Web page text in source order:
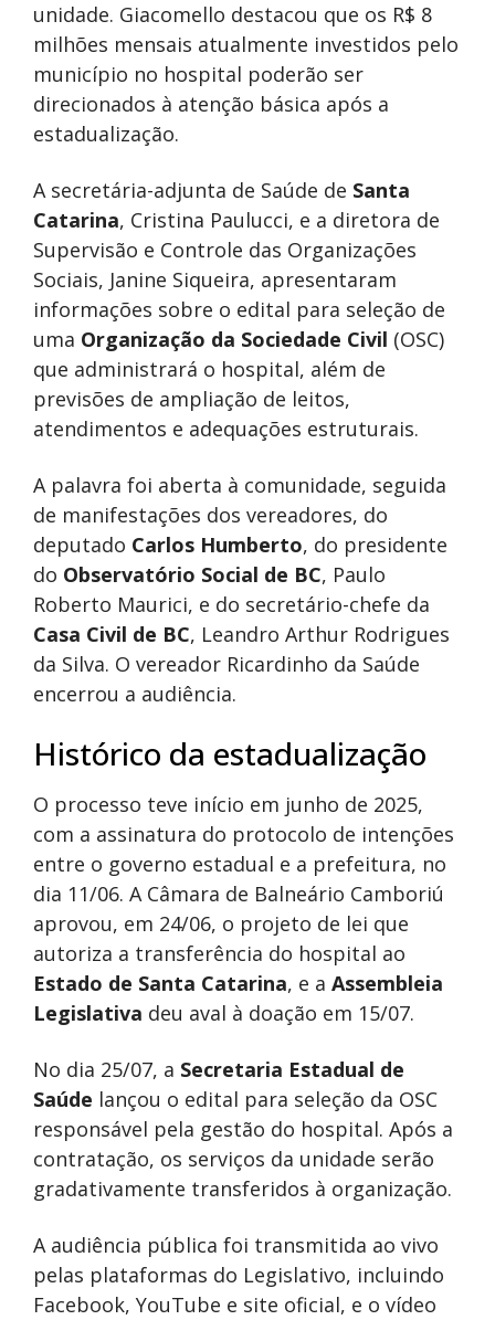
unidade. Giacomello destacou que os R$ 8
milhões mensais atualmente investidos pelo
município no hospital poderão ser
direcionados à atenção básica após a
estadualização.
A secretária-adjunta de Saúde de Santa
Catarina, Cristina Paulucci, e a diretora de
Supervisão e Controle das Organizações
Sociais, Janine Siqueira, apresentaram
informações sobre o edital para seleção de
uma Organização da Sociedade Civil (OSC)
que administrará o hospital, além de
previsões de ampliação de leitos,
atendimentos e adequações estruturais.
A palavra foi aberta à comunidade, seguida
de manifestações dos vereadores, do
deputado Carlos Humberto, do presidente
do Observatório Social de BC, Paulo
Roberto Maurici, e do secretário-chefe da
Casa Civil de BC, Leandro Arthur Rodrigues
da Silva. O vereador Ricardinho da Saúde
encerrou a audiência.
Histórico da estadualização
O processo teve início em junho de 2025,
com a assinatura do protocolo de intenções
entre o governo estadual e a prefeitura, no
dia 11/06. A Câmara de Balneário Camboriú
aprovou, em 24/06, o projeto de lei que
autoriza a transferência do hospital ao
Estado de Santa Catarina, e a Assembleia
Legislativa deu aval à doação em 15/07.
No dia 25/07, a Secretaria Estadual de
Saúde lançou o edital para seleção da OSC
responsável pela gestão do hospital. Após a
contratação, os serviços da unidade serão
gradativamente transferidos à organização.
A audiência pública foi transmitida ao vivo
pelas plataformas do Legislativo, incluindo
Facebook, YouTube e site oficial, e o vídeo